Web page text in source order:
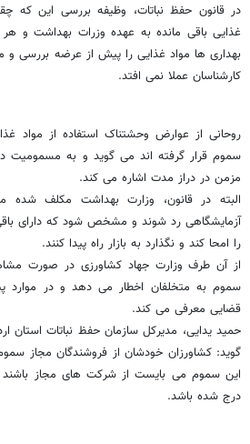
در قانون حفظ نباتات، وظیفه بررسی این که
غذایی باقی مانده به عهده وزرات بهداشت
بهداری ها مواد غذایی را پیش از عرضه بررسی و
کارشناسان عملا نمی افتد.
روحانی از عوارض وحشتناک استفاده از مواد
سموم قرار گرفته اند می گوید و به
مزمن در دراز مدت اشاره می کند.
البته در قانون، وزارت بهداشت مکلف
آزمایشگاهی رد شوند و مشخص شود که دارای
را امحا کند و نگذارد به بازار راه پیدا کنند.
از آن طرف وزارت جهاد کشاورزی در صورت
سموم به متخلفان اخطار می دهد و در موارد
قضایی معرفی می کند.
حمید یدایی، مدیرکل سازمان حفظ نباتات
گوید: کشاورزان خودشان از فروشندگان مجاز
این سموم می بایست از شرکت های مجاز
درج شده باشد.